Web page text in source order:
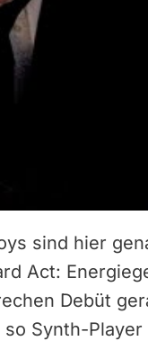
sind hier
Act:
Debüt
Synth-